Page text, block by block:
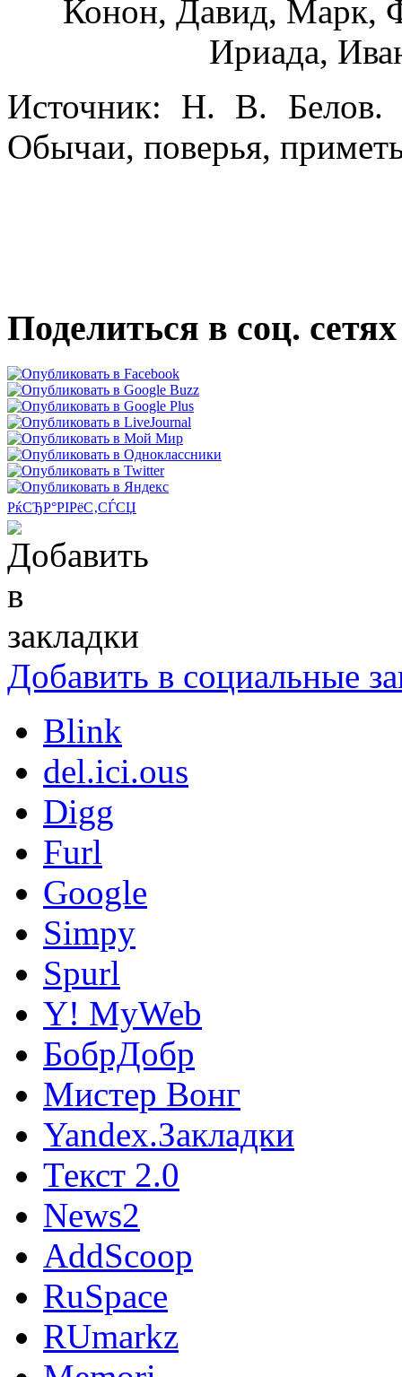
Конон, Давид, Марк,
Ириада,
Источник: Н. В. Белов.
Обычаи, поверья,
Поделиться в соц. сетях
РќСЂР°РІРёС‚СЃСЏ
Добавить в социальные
Blink
del.ici.ous
Digg
Furl
Google
Simpy
Spurl
Y! MyWeb
БобрДобр
Мистер Вонг
Yandex.Закладки
Текст 2.0
News2
AddScoop
RuSpace
RUmarkz